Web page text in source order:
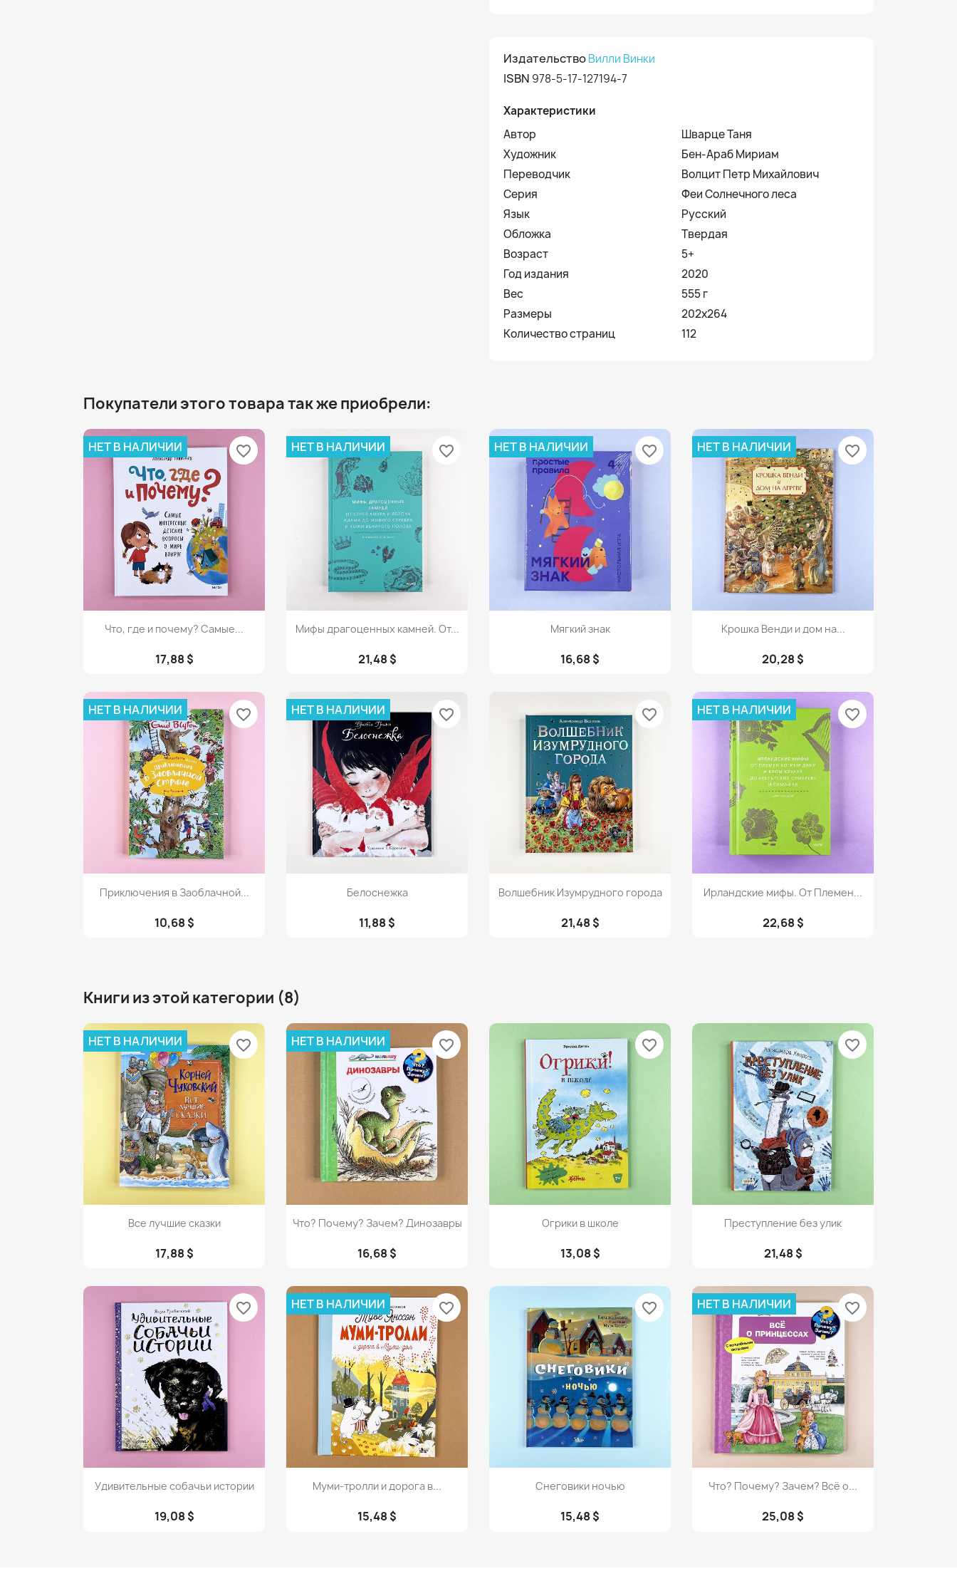
ИздательствоВилли Винки
ISBN 978-5-17-127194-7
Характеристики
Автор
Шварце Таня
Художник
Бен-Араб Мириам
Переводчик
Волцит Петр Михайлович
Серия
Феи Солнечного леса
Язык
Русский
Обложка
Твердая
Возраст
5+
Год издания
2020
Вес
555 г
Размеры
202х264
Количество страниц
112
Покупатели этого товара так же приобрели:
Просмотр
Что, где и почему? Самые...
17,88 $
НЕТ В НАЛИЧИИ favorite_border
Просмотр
Мифы драгоценных камней. От...
21,48 $
НЕТ В НАЛИЧИИ favorite_border
Просмотр
Мягкий знак
16,68 $
НЕТ В НАЛИЧИИ favorite_border
Просмотр
Крошка Венди и дом на...
20,28 $
НЕТ В НАЛИЧИИ favorite_border
Просмотр
Приключения в Заоблачной...
10,68 $
НЕТ В НАЛИЧИИ favorite_border
Просмотр
Белоснежка
11,88 $
НЕТ В НАЛИЧИИ favorite_border
Просмотр
Волшебник Изумрудного города
21,48 $
favorite_border
Просмотр
Ирландские мифы. От Племен...
22,68 $
НЕТ В НАЛИЧИИ favorite_border
Книги из этой категории (8)
Просмотр
Все лучшие сказки
17,88 $
НЕТ В НАЛИЧИИ favorite_border
Просмотр
Что? Почему? Зачем? Динозавры
16,68 $
НЕТ В НАЛИЧИИ favorite_border
Просмотр
Огрики в школе
13,08 $
favorite_border
Просмотр
Преступление без улик
21,48 $
favorite_border
Просмотр
Удивительные собачьи истории
19,08 $
favorite_border
Просмотр
Муми-тролли и дорога в...
15,48 $
НЕТ В НАЛИЧИИ favorite_border
Просмотр
Снеговики ночью
15,48 $
favorite_border
Просмотр
Что? Почему? Зачем? Всё о...
25,08 $
НЕТ В НАЛИЧИИ favorite_border